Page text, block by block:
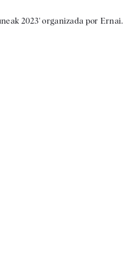
2023' organizada por Ernai.